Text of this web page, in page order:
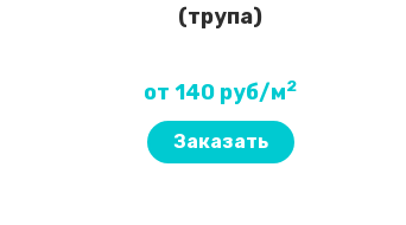
(трупа)
от 140 руб/м2
Заказать